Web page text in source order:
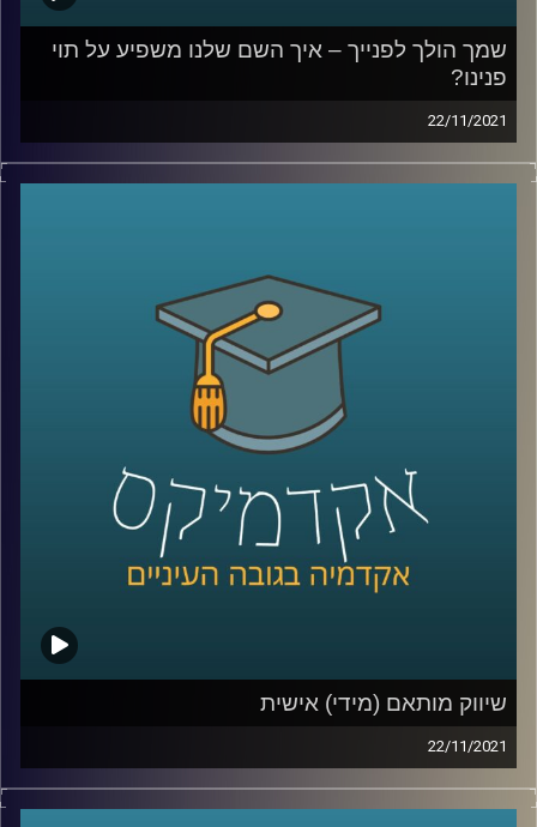
קרדיט תמונות:AudioVersity
שמך הולך לפנייך – איך השם שלנו משפיע על תוי
פנינו?
22/11/2021
מכירים את זאת שאתם לא מצליחים לזכור את שמה כי זה
פשוט לא מתאים לה, או את זה שכולם קוראים לו בכינוי שלו
לבין השם שלנו, קשר כזה שגם מחשבים (AI) יכולים לזהות.
בפרק זה תתארח ד"ר יונת צובנר, מבית הספר למנהל עסקים
לדבר על שמות, תוי פנים ומה שבינהם.
לשיחה עם ד"ר יונת צובנר על שיווק מותאם (מידי) אישית –
לשיחה עם ד"ר יונת צובנר על צרכנות ירוקה –לחצו כאן
שיווק מותאם (מידי) אישית
22/11/2021
השיווק היום למוצרים השונים הפך לאינטנסיבי במיוחד כאשר
עם המעבר לקניות אונליין השיווק גם נעשה בהתאם לניתור